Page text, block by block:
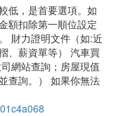
低，是首要選項。如
額扣除第一順位設定
財力證明文件（如:近
、薪資單等） 汽車買
網站查詢；房屋現值
查詢。） 如果你無法